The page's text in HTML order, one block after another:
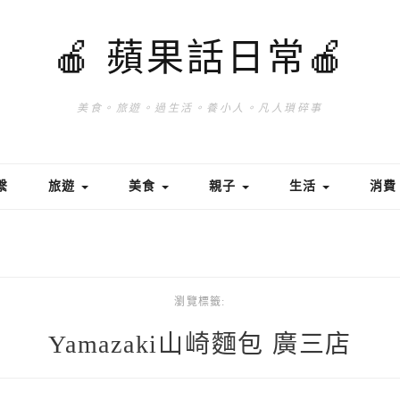
🍎 蘋果話日常🍎
美食。旅遊。過生活。養小人。凡人瑣碎事
旅遊 美食 親子 生活 消費
瀏覽標籤:
Yamazaki山崎麵包 廣三店